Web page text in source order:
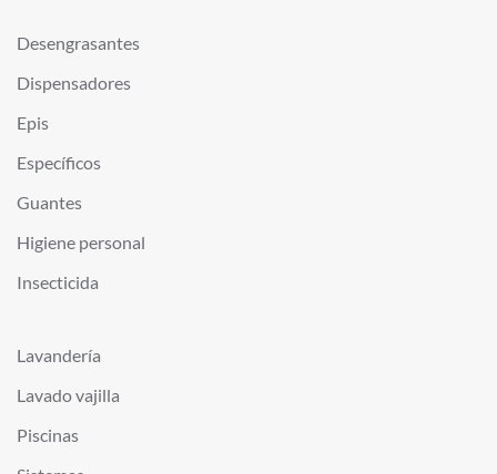
Desengrasantes
Dispensadores
Epis
Específicos
Guantes
Higiene personal
Insecticida
Lavandería
Lavado vajilla
Piscinas